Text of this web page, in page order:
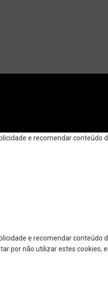
e recomendar conteúdo
e recomendar conteúdo
por não utilizar estes cookies,